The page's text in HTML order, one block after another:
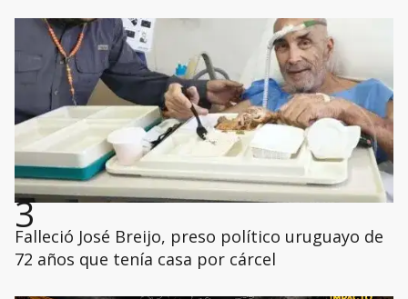
3
Falleció José Breijo, preso político uruguayo de
72 años que tenía casa por cárcel